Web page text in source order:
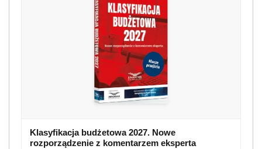
Klasyfikacja budżetowa 2027. Nowe
rozporządzenie z komentarzem eksperta